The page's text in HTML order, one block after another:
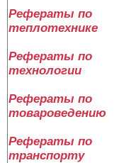
Рефераты по
теплотехнике
Рефераты по
технологии
Рефераты по
товароведению
Рефераты по
транспорту